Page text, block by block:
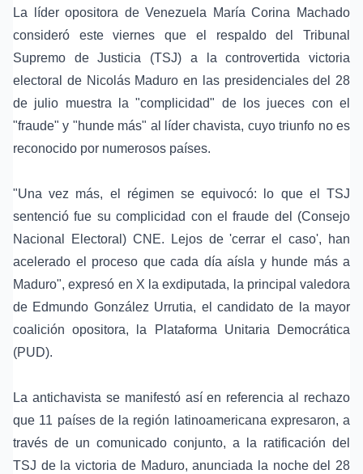
La líder opositora de Venezuela María Corina Machado
consideró este viernes que el respaldo del Tribunal
Supremo de Justicia (TSJ) a la controvertida victoria
electoral de Nicolás Maduro en las presidenciales del 28
de julio muestra la "complicidad" de los jueces con el
"fraude" y "hunde más" al líder chavista, cuyo triunfo no es
reconocido por numerosos países.
"Una vez más, el régimen se equivocó: lo que el TSJ
sentenció fue su complicidad con el fraude del (Consejo
Nacional Electoral) CNE. Lejos de 'cerrar el caso', han
acelerado el proceso que cada día aísla y hunde más a
Maduro", expresó en X la exdiputada, la principal valedora
de Edmundo González Urrutia, el candidato de la mayor
coalición opositora, la Plataforma Unitaria Democrática
(PUD).
La antichavista se manifestó así en referencia al rechazo
que 11 países de la región latinoamericana expresaron, a
través de un comunicado conjunto, a la ratificación del
TSJ de la victoria de Maduro, anunciada la noche del 28